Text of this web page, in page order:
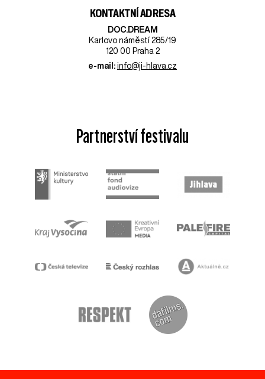
KONTAKTNÍ ADRESA
DOC.DREAM​
Karlovo náměstí 285/19
120 00 Praha 2
e-mail: info@ji-hlava.cz
Partnerství festivalu